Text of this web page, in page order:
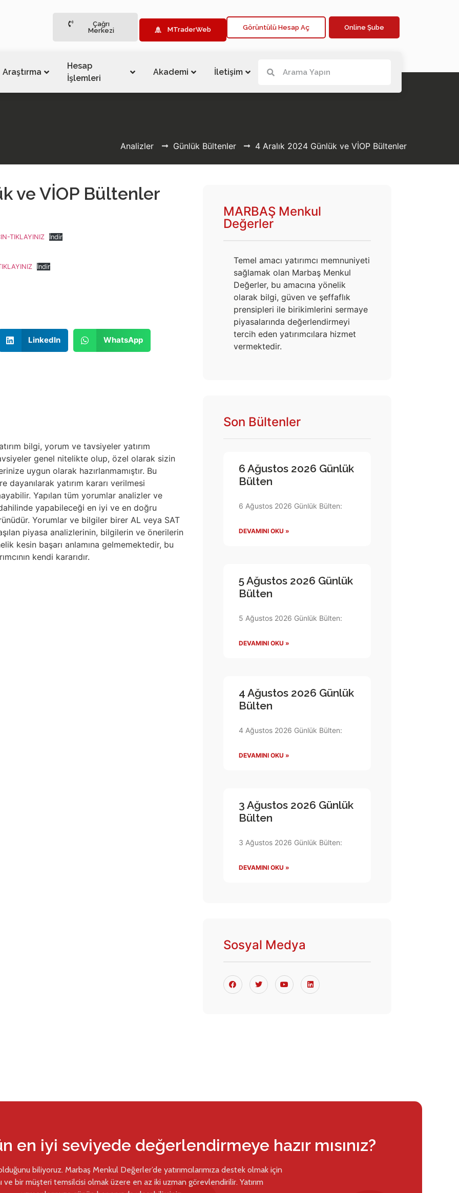
Çağrı
Merkezi
MTraderWeb Görüntülü Hesap Aç Online Şube
Araştırma
Hesap
İşlemleri
Akademi İletişim
Analizler Günlük Bültenler 4 Aralık 2024 Günlük ve VİOP Bültenler
ve VİOP Bültenler
TIKLAYINIZ İndir
İndir
LinkedIn WhatsApp
bilgi, yorum ve tavsiyeler yatırım
genel nitelikte olup, özel olarak sizin
uygun olarak hazırlanmamıştır. Bu
yatırım kararı verilmesi
Yapılan tüm yorumlar analizler ve
yapabileceği en iyi ve en doğru
Yorumlar ve bilgiler birer AL veya SAT
piyasa analizlerinin, bilgilerin ve önerilerin
kesin başarı anlamına gelmemektedir, bu
kendi kararıdır.
MARBAŞ Menkul
Değerler
Temel amacı yatırımcı memnuniyeti
sağlamak olan Marbaş Menkul
Değerler, bu amacına yönelik
olarak bilgi, güven ve şeffaflık
prensipleri ile birikimlerini sermaye
piyasalarında değerlendirmeyi
tercih eden yatırımcılara hizmet
vermektedir.
Son Bültenler
6 Ağustos 2026 Günlük
Bülten
6 Ağustos 2026 Günlük Bülten:
DEVAMINI OKU »
5 Ağustos 2026 Günlük
Bülten
5 Ağustos 2026 Günlük Bülten:
DEVAMINI OKU »
4 Ağustos 2026 Günlük
Bülten
4 Ağustos 2026 Günlük Bülten:
DEVAMINI OKU »
3 Ağustos 2026 Günlük
Bülten
3 Ağustos 2026 Günlük Bülten:
DEVAMINI OKU »
Sosyal Medya
en iyi seviyede değerlendirmeye hazır mısınız?
biliyoruz. Marbaş Menkul Değerler’de yatırımcılarımıza destek olmak için
ve bir müşteri temsilcisi olmak üzere en az iki uzman görevlendirilir. Yatırım